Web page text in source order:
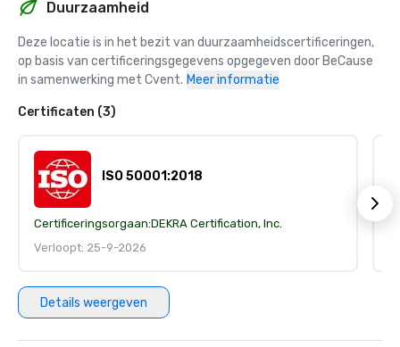
Duurzaamheid
Deze locatie is in het bezit van duurzaamheidscertificeringen,
op basis van certificeringsgegevens opgegeven door BeCause
in samenwerking met Cvent. Meer informatie
Certificaten (3)
ISO 50001:2018
Certificeringsorgaan:DEKRA Certification, Inc.
Verloopt: 25-9-2026
Details weergeven